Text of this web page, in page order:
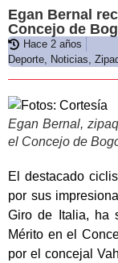
Egan Bernal
Concejo de
Hace 2 años
Deporte, Noticias,
Egan Bernal,
el Concejo de
El destacado
por sus
Giro de Italia, ha
Mérito en el
por el concejal